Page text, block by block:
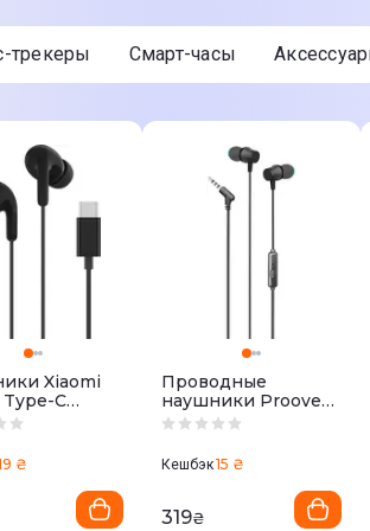
трекеры Смарт-часы
Xiaomi
C
₴
Проводные
наушники Proove
Scape J3 (3.5mm)
Кешбэк15 ₴
319₴